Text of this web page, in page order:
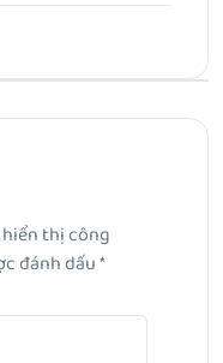
toàn diện để sở hữu
Bài Tiếp Theo
Nguyên Nhân & Cách
thị công
đánh dấu*